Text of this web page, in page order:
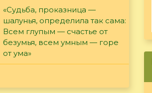
«Судьба, проказница —
шалунья, определила так сама:
Всем глупым — счастье от
безумья, всем умным — горе
от ума»